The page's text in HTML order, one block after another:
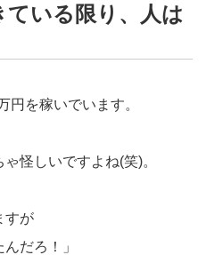
いる限り、人は
円を稼いでいます。
怪しいですよね(笑)。
すが
だろ！」